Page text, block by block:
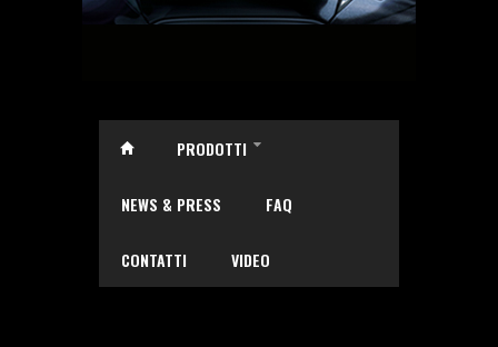
PRODOTTI
NEWS & PRESS FAQ
CONTATTI VIDEO